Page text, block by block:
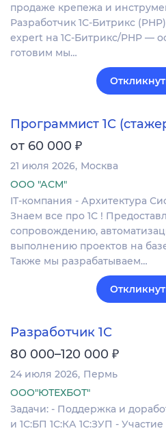
продаже крепежа и
Разработчик 1С-Битрикс
expert на 1С-Битрикс/PHP —
готовим мы…
Программист 1С
от 60 000 ₽
21 июля 2026 Москва
ООО "АСМ"
IT-компания - Архитектура
Знаем все про 1С !
сопровождению,
выполнению проектов на
Также мы разрабатываем…
Разработчик 1С
80 000–120 000 ₽
24 июля 2026 Пермь
ООО"ЮТЕХБОТ"
Задачи: - Поддержка и
и 1С:БП 1С:КА 1С:ЗУП - Участие